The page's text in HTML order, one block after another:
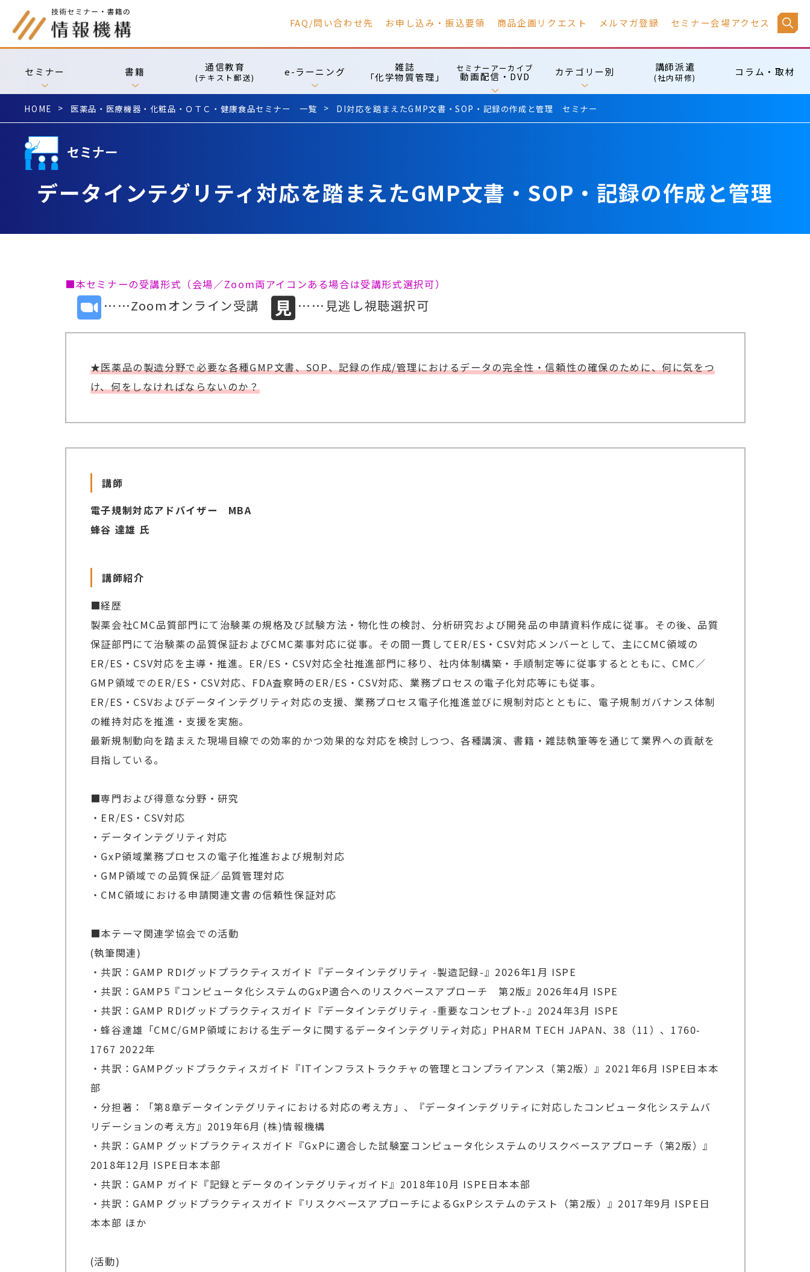
FAQ/問い合わせ先 お申し込み・振込要領 商品企画リクエスト メルマガ登録 セミナー会場アクセス
セミナー 書籍 通信教育
(テキスト郵送) e-ラーニング
雑誌
「化学物質管理」
セミナーアーカイブ
動画配信・DVD カテゴリー別 講師派遣
(社内研修) コラム・取材
HOME 医薬品・医療機器・化粧品・ＯＴＣ・健康食品セミナー 一覧 DI対応を踏まえたGMP文書・SOP・記録の作成と管理 セミナー
データインテグリティ対応を踏まえたGMP文書・SOP・記録の作成と管理
■本セミナーの受講形式（会場／Zoom両アイコンある場合は受講形式選択可）
……Zoomオンライン受講 ……見逃し視聴選択可
★医薬品の製造分野で必要な各種GMP文書、SOP、記録の作成/管理におけるデータの完全性・信頼性の確保のために、何に気をつ
け、何をしなければならないのか？
講師
電子規制対応アドバイザー MBA
蜂谷 達雄 氏
講師紹介
■経歴
製薬会社CMC品質部門にて治験薬の規格及び試験方法・物化性の検討、分析研究および開発品の申請資料作成に従事。その後、品質
保証部門にて治験薬の品質保証およびCMC薬事対応に従事。その間一貫してER/ES・CSV対応メンバーとして、主にCMC領域の
ER/ES・CSV対応を主導・推進。ER/ES・CSV対応全社推進部門に移り、社内体制構築・手順制定等に従事するとともに、CMC／
GMP領域でのER/ES・CSV対応、FDA査察時のER/ES・CSV対応、業務プロセスの電子化対応等にも従事。
ER/ES・CSVおよびデータインテグリティ対応の支援、業務プロセス電子化推進並びに規制対応とともに、電子規制ガバナンス体制
の維持対応を推進・支援を実施。
最新規制動向を踏まえた現場目線での効率的かつ効果的な対応を検討しつつ、各種講演、書籍・雑誌執筆等を通じて業界への貢献を
目指している。
■専門および得意な分野・研究
・ER/ES・CSV対応
・データインテグリティ対応
・GxP領域業務プロセスの電子化推進および規制対応
・GMP領域での品質保証／品質管理対応
・CMC領域における申請関連文書の信頼性保証対応
■本テーマ関連学協会での活動
(執筆関連)
・共訳：GAMP RDIグッドプラクティスガイド『データインテグリティ -製造記録-』2026年1月 ISPE
・共訳：GAMP5『コンピュータ化システムのGxP適合へのリスクベースアプローチ 第2版』2026年4月 ISPE
・共訳：GAMP RDIグッドプラクティスガイド『データインテグリティ -重要なコンセプト-』2024年3月 ISPE
・蜂谷達雄「CMC/GMP領域における生データに関するデータインテグリティ対応」PHARM TECH JAPAN、38（11）、1760-
1767 2022年
・共訳：GAMPグッドプラクティスガイド『ITインフラストラクチャの管理とコンプライアンス（第2版）』2021年6月 ISPE日本本
部
・分担著：「第8章データインテグリティにおける対応の考え方」、『データインテグリティに対応したコンピュータ化システムバ
リデーションの考え方』2019年6月 (株)情報機構
・共訳：GAMP グッドプラクティスガイド『GxPに適合した試験室コンピュータ化システムのリスクベースアプローチ（第2版）』
2018年12月 ISPE日本本部
・共訳：GAMP ガイド『記録とデータのインテグリティガイド』2018年10月 ISPE日本本部
・共訳：GAMP グッドプラクティスガイド『リスクベースアプローチによるGxPシステムのテスト（第2版）』2017年9月 ISPE日
本本部 ほか
(活動)